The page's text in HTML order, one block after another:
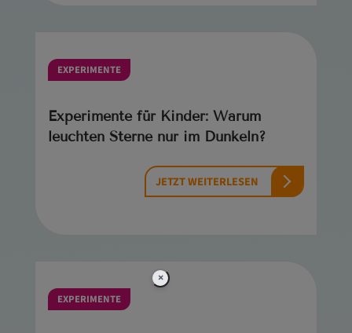
×
EXPERIMENTE
Experimente für Kinder: Warum
leuchten Sterne nur im Dunkeln?
JETZT WEITERLESEN
EXPERIMENTE